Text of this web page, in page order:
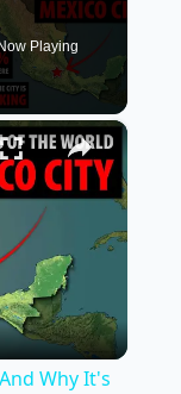
Playing
×
Why It's